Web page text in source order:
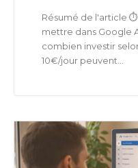
Résumé de l'article
mettre dans Google
combien investir
10€/jour peuvent...